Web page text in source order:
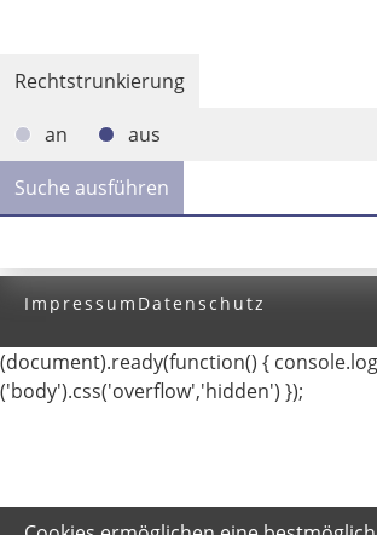
Rechtstrunkierung
an
aus
Impressum Datenschutz
(document).ready(function() {
('body').css('overflow','hidden') });